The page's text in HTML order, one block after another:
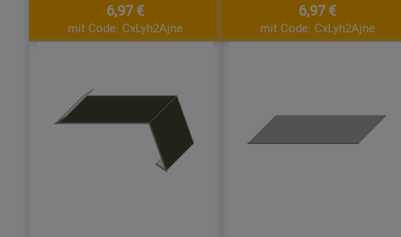
6,97 €
mit Code: CxLyh2Ajne
6,97 €
mit Code: CxLyh2Ajne